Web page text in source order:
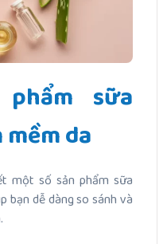
sữa
da
một số sản phẩm sữa
dễ dàng so sánh và